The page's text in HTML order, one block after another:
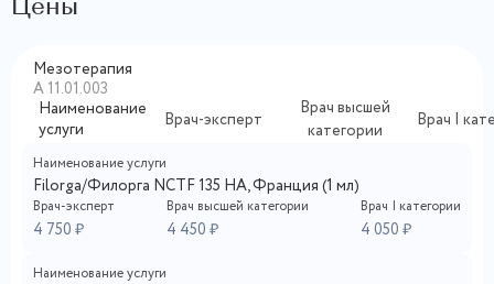
Цены
Мезотерапия
А 11.01.003
Наименование
услуги
Врач-эксперт
Врач высшей
категории
Врач I
Наименование услуги
Filorga/Филорга NCTF 135 HA, Франция (1 мл)
Врач-эксперт
4 750 ₽
Врач высшей категории
4 450 ₽
Врач I категории
4 050 ₽
Наименование услуги